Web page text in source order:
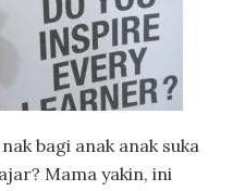
bagi anak anak suka
Mama yakin, ini